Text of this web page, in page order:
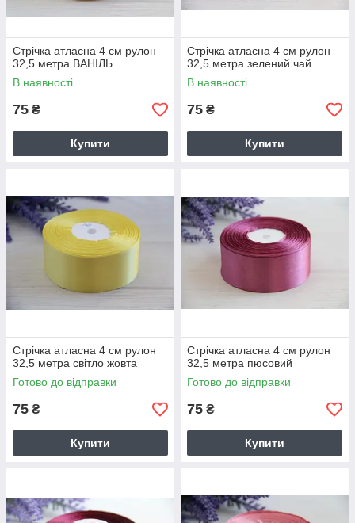
Стрічка атласна 4 см рулон
32,5 метра ВАНІЛЬ
В наявності
75 ₴
Купити
Стрічка атласна 4 см рулон
32,5 метра зелений чай
В наявності
75 ₴
Купити
Стрічка атласна 4 см рулон
32,5 метра світло жовта
Готово до відправки
75 ₴
Купити
Стрічка атласна 4 см рулон
32,5 метра пюсовий
Готово до відправки
75 ₴
Купити